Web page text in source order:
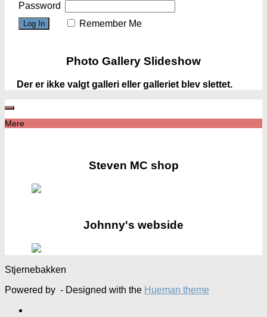
Password
Remember Me
Photo Gallery Slideshow
Der er ikke valgt galleri eller galleriet blev slettet.
Mere
Steven MC shop
Johnny's webside
Stjernebakken
Powered by - Designed with the Hueman theme